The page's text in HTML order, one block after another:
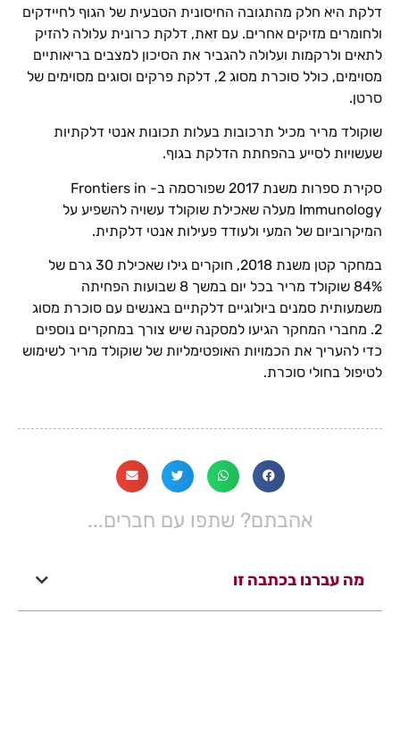
דלקת היא חלק מהתגובה החיסונית הטבעית של הגוף לחיידקים
ולחומרים מזיקים אחרים. עם זאת, דלקת כרונית עלולה להזיק
לתאים ולרקמות ועלולה להגביר את הסיכון למצבים בריאותיים
מסוימים, כולל סוכרת מסוג 2, דלקת פרקים וסוגים מסוימים של
סרטן.
שוקולד מריר מכיל תרכובות בעלות תכונות אנטי דלקתיות
שעשויות לסייע בהפחתת הדלקת בגוף.
סקירת ספרות משנת 2017 שפורסמה ב- Frontiers in
Immunology מעלה שאכילת שוקולד עשויה להשפיע על
המיקרוביום של המעי ולעודד פעילות אנטי דלקתית.
במחקר קטן משנת 2018, חוקרים גילו שאכילת 30 גרם של
84% שוקולד מריר בכל יום במשך 8 שבועות הפחיתה
משמעותית סמנים ביולוגיים דלקתיים באנשים עם סוכרת מסוג
2. מחברי המחקר הגיעו למסקנה שיש צורך במחקרים נוספים
כדי להעריך את הכמויות האופטימליות של שוקולד מריר לשימוש
לטיפול בחולי סוכרת.
אהבתם? שתפו עם חברים...
מה עברנו בכתבה זו